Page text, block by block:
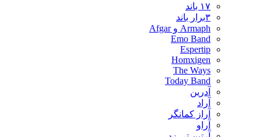
۱۷ باند
۳برار باند
Armaph و Afgar
Emo Band
Espertip
Homxigen
The Ways
Today Band
آدرین
آراد
آراز کمانگر
آراو